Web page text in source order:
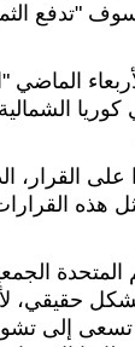
"تدفع
الماضي
العامة المؤلفة من
هذه
حقيقي،
تسعى إلى